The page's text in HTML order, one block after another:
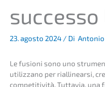
23. agosto 2024 / Di Antonio
Le fusio­ni sono uno
utiliz­za­no per rialli­ne­ar­si,
compe­ti­ti­vi­tà. Tutta­via, una